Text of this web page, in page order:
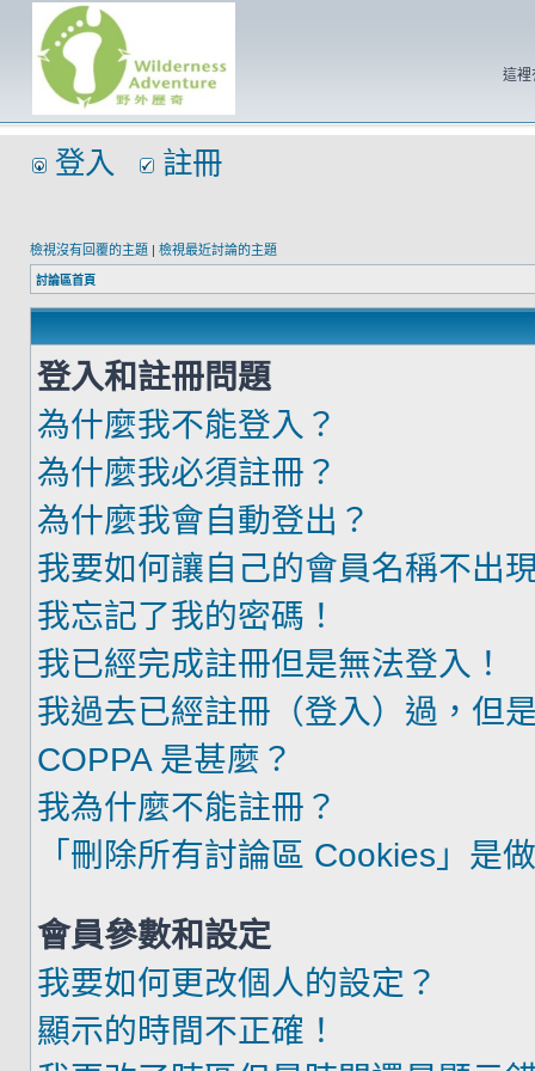
這裡
登入 註冊
檢視沒有回覆的主題 | 檢視最近討論的主題
討論區首頁
登入和註冊問題
為什麼我不能登入？
為什麼我必須註冊？
為什麼我會自動登出？
我要如何讓自己的會員名稱不出
我忘記了我的密碼！
我已經完成註冊但是無法登入！
我過去已經註冊（登入）過，但
COPPA 是甚麼？
我為什麼不能註冊？
「刪除所有討論區 Cookies」是
會員參數和設定
我要如何更改個人的設定？
顯示的時間不正確！